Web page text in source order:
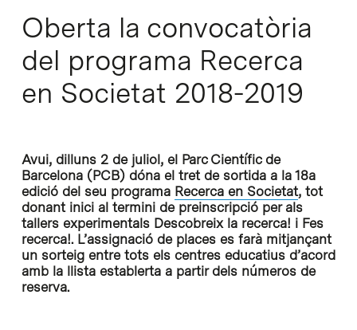
Oberta la convocatòria
del programa Recerca
en Societat 2018-2019
Avui, dilluns 2 de juliol, el Parc Científic de
Barcelona (PCB) dóna el tret de sortida a la 18a
edició del seu programa Recerca en Societat, tot
donant inici al termini de preinscripció per als
tallers experimentals Descobreix la recerca! i Fes
recerca!. L’assignació de places es farà mitjançant
un sorteig entre tots els centres educatius d’acord
amb la llista establerta a partir dels números de
reserva.